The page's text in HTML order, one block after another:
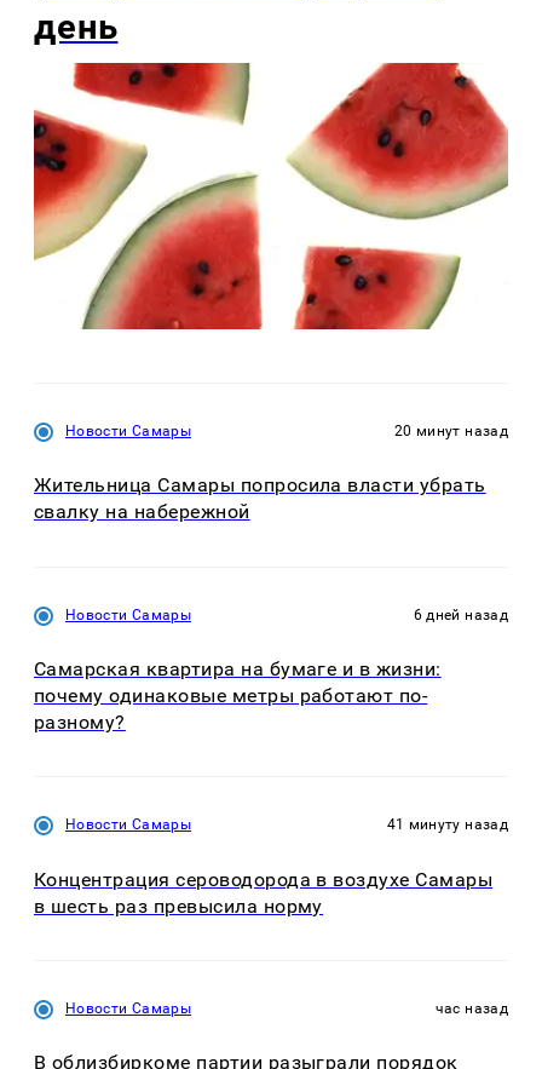
день
Новости Самары 20 минут назад
Жительница Самары попросила власти убрать
свалку на набережной
Новости Самары 6 дней назад
Самарская квартира на бумаге и в жизни:
почему одинаковые метры работают по-
разному?
Новости Самары 41 минуту назад
Концентрация сероводорода в воздухе Самары
в шесть раз превысила норму
Новости Самары час назад
В облизбиркоме партии разыграли порядок